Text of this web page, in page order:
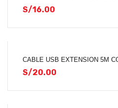
S/16.00
CABLE USB EXTENSION 5M
S/20.00